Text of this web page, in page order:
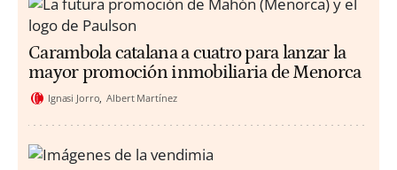
Carambola catalana a cuatro para lanzar la
mayor promoción inmobiliaria de Menorca
Ignasi Jorro Albert Martínez